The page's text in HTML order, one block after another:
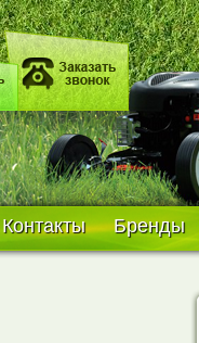
Контакты Бренды